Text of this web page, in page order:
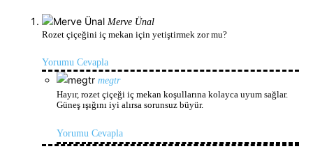
Merve Ünal
Rozet çiçeğini iç mekan için yetiştirmek zor mu?
Yorumu Cevapla
megtr
Hayır, rozet çiçeği iç mekan koşullarına kolayca uyum sağlar.
Güneş ışığını iyi alırsa sorunsuz büyür.
Yorumu Cevapla